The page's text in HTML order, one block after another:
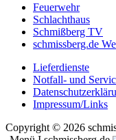
Feuerwehr
Schlachthaus
Schmißberg TV
schmissberg.de
Lieferdienste
Notfall- und
Impressum/Links
Copyright © 2026